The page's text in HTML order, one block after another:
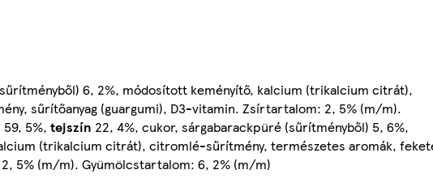
6, 2%, módosított keményítő, kalcium (trikalcium citrát),
sűrítőanyag (guargumi), D3-vitamin. Zsírtartalom: 2, 5% (m/m).
59, 5%, tejszín 22, 4%, cukor, sárgabarackpüré (sűrítményből) 5, 6%,
(trikalcium citrát), citromlé-sűrítmény, természetes aromák,
5% (m/m). Gyümölcstartalom: 6, 2% (m/m)